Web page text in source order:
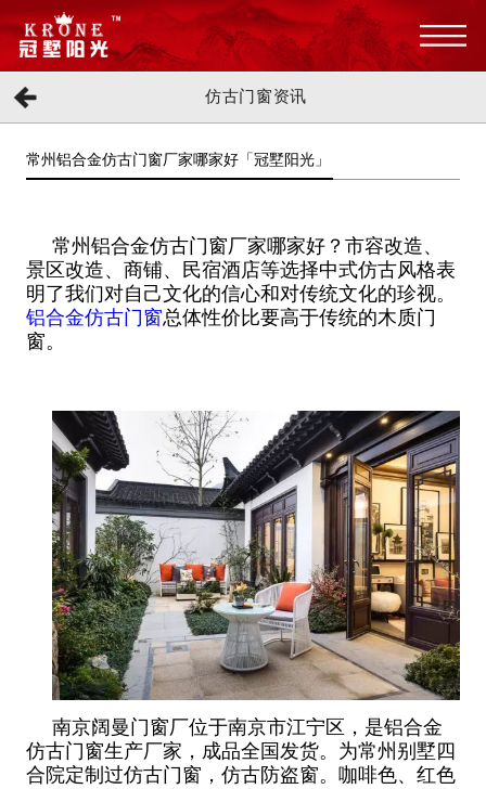
仿古门窗资讯
常州铝合金仿古门窗厂家哪家好「冠墅阳光」
常州铝合金仿古门窗厂家哪家好？市容改造、
景区改造、商铺、民宿酒店等选择中式仿古风格表
明了我们对自己文化的信心和对传统文化的珍视。
铝合金仿古门窗总体性价比要高于传统的木质门
窗。
南京阔曼门窗厂位于南京市江宁区，是铝合金
仿古门窗生产厂家，成品全国发货。为常州别墅四
合院定制过仿古门窗，仿古防盗窗。咖啡色、红色